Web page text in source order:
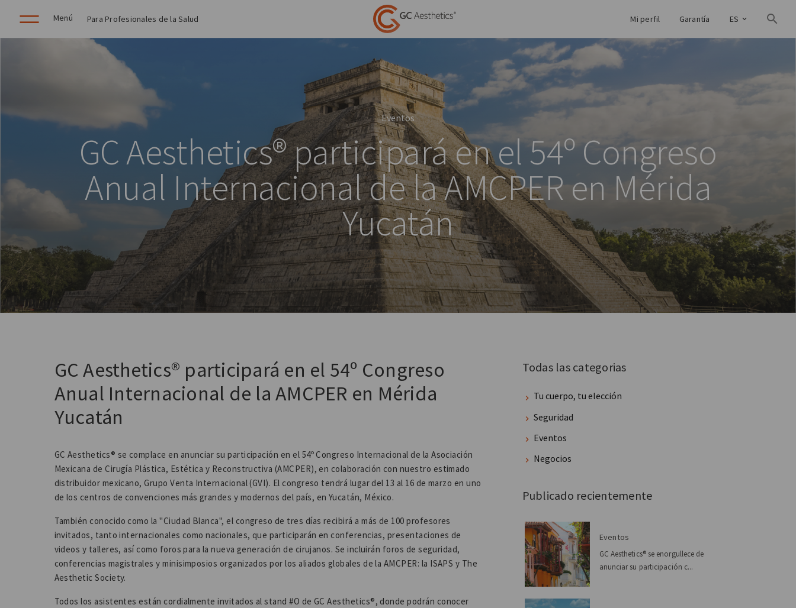
Menú Para Profesionales de la Salud Mi perfil Garantía ES
Eventos
GC Aesthetics® participará en el 54º Congreso
Anual Internacional de la AMCPER en Mérida
Yucatán
GC Aesthetics® participará en el 54º Congreso
Anual Internacional de la AMCPER en Mérida
Yucatán
GC Aesthetics® se complace en anunciar su participación en el 54º Congreso Internacional de la Asociación
Mexicana de Cirugía Plástica, Estética y Reconstructiva (AMCPER), en colaboración con nuestro estimado
distribuidor mexicano, Grupo Venta Internacional (GVI). El congreso tendrá lugar del 13 al 16 de marzo en uno
de los centros de convenciones más grandes y modernos del país, en Yucatán, México.
También conocido como la "Ciudad Blanca", el congreso de tres días recibirá a más de 100 profesores
invitados, tanto internacionales como nacionales, que participarán en conferencias, presentaciones de
videos y talleres, así como foros para la nueva generación de cirujanos. Se incluirán foros de seguridad,
conferencias magistrales y minisimposios organizados por los aliados globales de la AMCPER: la ISAPS y The
Aesthetic Society.
Todos los asistentes están cordialmente invitados al stand #O de GC Aesthetics®, donde podrán conocer
Todas las categorias
Tu cuerpo, tu elección
Seguridad
Eventos
Negocios
Publicado recientemente
Eventos
GC Aesthetics® se enorgullece de
anunciar su participación c...